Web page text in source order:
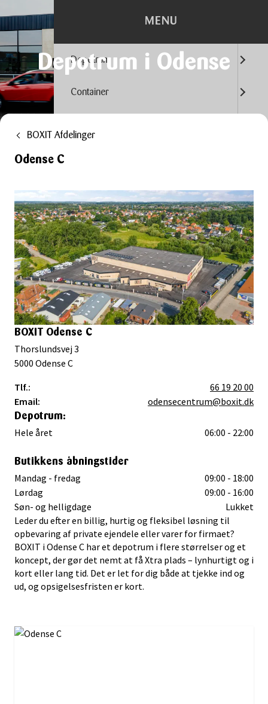
Depotrum i Odense
BOXIT Afdelinger
Odense C
BOXIT Odense C
Thorslundsvej 3
5000 Odense C
Tlf.:
66 19 20 00
Email:
odensecentrum@boxit.dk
Depotrum:
Hele året 06:00 - 22:00
Butikkens åbningstider
Mandag - fredag
09:00 - 18:00
Lørdag
09:00 - 16:00
Søn- og helligdage
Lukket
Leder du efter en billig, hurtig og fleksibel løsning til
opbevaring af private ejendele eller varer for firmaet?
BOXIT i Odense C har et depotrum i flere størrelser og et
koncept, der gør det nemt at få Xtra plads – lynhurtigt og i
kort eller lang tid. Det er let for dig både at tjekke ind og
ud, og opsigelsesfristen er kort.
MENU
Depotrum
Container
Trailerudlejning
Tilbehør